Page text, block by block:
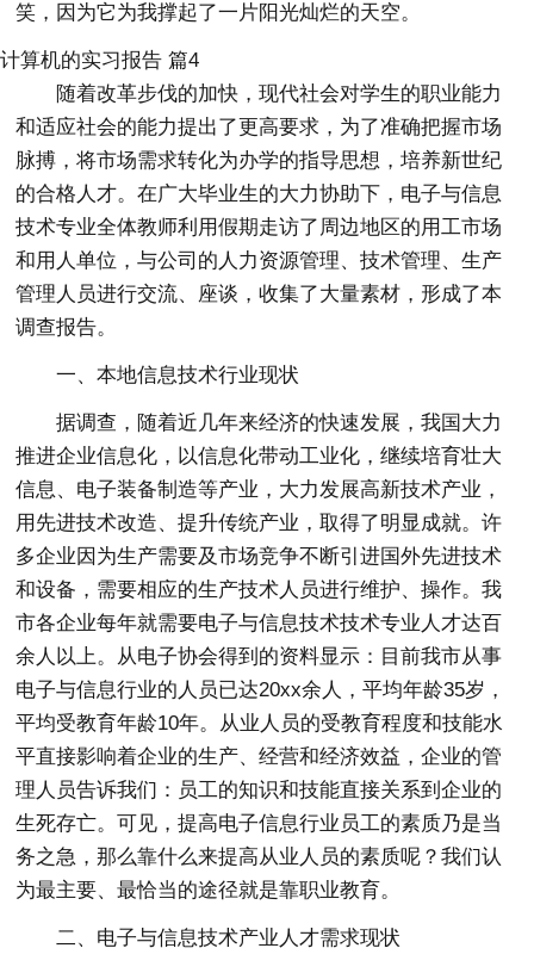
笑，因为它为我撑起了一片阳光灿烂的天空。
计算机的实习报告 篇4
随着改革步伐的加快，现代社会对学生的职业能力
和适应社会的能力提出了更高要求，为了准确把握市场
脉搏，将市场需求转化为办学的指导思想，培养新世纪
的合格人才。在广大毕业生的大力协助下，电子与信息
技术专业全体教师利用假期走访了周边地区的用工市场
和用人单位，与公司的人力资源管理、技术管理、生产
管理人员进行交流、座谈，收集了大量素材，形成了本
调查报告。
一、本地信息技术行业现状
据调查，随着近几年来经济的快速发展，我国大力
推进企业信息化，以信息化带动工业化，继续培育壮大
信息、电子装备制造等产业，大力发展高新技术产业，
用先进技术改造、提升传统产业，取得了明显成就。许
多企业因为生产需要及市场竞争不断引进国外先进技术
和设备，需要相应的生产技术人员进行维护、操作。我
市各企业每年就需要电子与信息技术技术专业人才达百
余人以上。从电子协会得到的资料显示：目前我市从事
电子与信息行业的人员已达20xx余人，平均年龄35岁，
平均受教育年龄10年。从业人员的受教育程度和技能水
平直接影响着企业的生产、经营和经济效益，企业的管
理人员告诉我们：员工的知识和技能直接关系到企业的
生死存亡。可见，提高电子信息行业员工的素质乃是当
务之急，那么靠什么来提高从业人员的素质呢？我们认
为最主要、最恰当的途径就是靠职业教育。
二、电子与信息技术产业人才需求现状